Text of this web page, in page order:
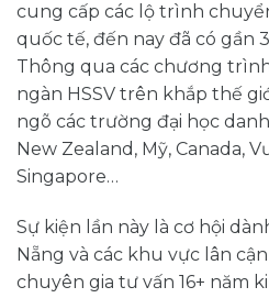
cung cấp các lộ trình
quốc tế, đến nay đã có gần
Thông qua các chương
ngàn HSSV trên khắp thế
ngõ các trường đại học
New Zealand, Mỹ, Canada,
Singapore…
Sự kiện lần này là cơ hội
Nẵng và các khu vực lân
chuyên gia tư vấn 16+ năm